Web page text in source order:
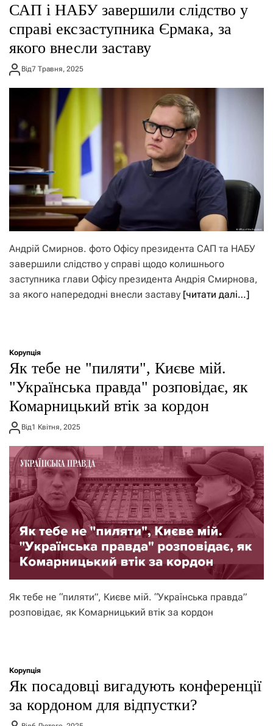
САП і НАБУ завершили слідство у
справі ексзаступника Єрмака, за
якого внесли заставу
Від7 Травня, 2025
Андрій Смирнов. фото Офісу президента САП та НАБУ
завершили слідство у справі щодо колишнього
заступника глави Офісу президента Андрія Смирнова,
за якого напередодні внесли заставу [читати далі…]
Корупція
Як тебе не "пиляти", Києве мій.
"Українська правда" розповідає, як
Комарницький втік за кордон
Від1 Квітня, 2025
Як тебе не “пиляти”, Києве мій. “Українська правда”
розповідає, як Комарницький втік за кордон
Корупція
Як посадовці вигадують конференції
за кордоном для відпустки?